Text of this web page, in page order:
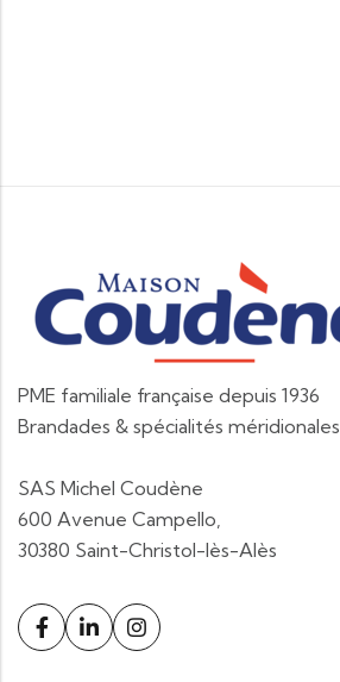
PME familiale française depuis 1936
Brandades & spécialités méridionales
SAS Michel Coudène
600 Avenue Campello,
30380 Saint-Christol-lès-Alès